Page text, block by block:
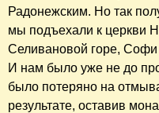
Радонежским. Но так
мы подъехали к церкви
Селивановой горе, Софи
И нам было уже не до
было потеряно на
результате, оставив